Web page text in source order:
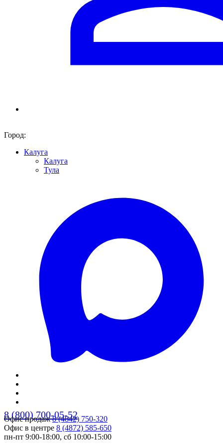
Город:
Калуга
Калуга
Тула
8 (800) 700-05-52
Офис продаж8 (4842) 750-320
Офис в центре 8 (4872) 585-650
пн-пт 9:00-18:00, сб 10:00-15:00